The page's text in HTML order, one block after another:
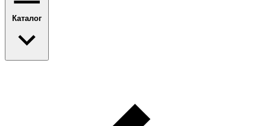
Каталог